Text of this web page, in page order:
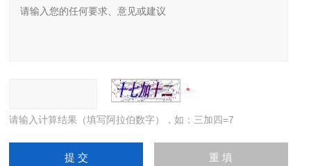
请输入计算结果（填写阿拉伯数字），如：三加四=7